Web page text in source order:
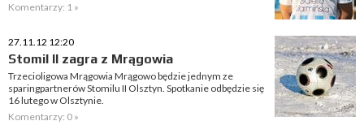
Komentarzy: 1 »
27.11.12 12:20
Stomil II zagra z Mrągowia
Trzecioligowa Mrągowia Mrągowo będzie jednym ze
sparingpartnerów Stomilu II Olsztyn. Spotkanie odbędzie się
16 lutego w Olsztynie.
Komentarzy: 0 »